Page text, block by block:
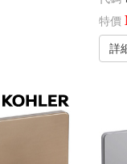
特價
詳